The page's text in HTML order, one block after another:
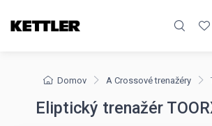
Domov A Crossové trenažéry
Eliptický trenažér